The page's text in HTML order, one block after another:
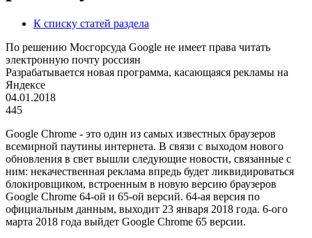
К списку статей раздела
По решению Мосгорсуда Google не имеет права читать
электронную почту россиян
Разрабатывается новая программа, касающаяся рекламы на
Яндексе
04.01.2018
445
Google Chrome - это один из самых известных браузеров
всемирной паутины интернета. В связи с выходом нового
обновления в свет вышли следующие новости, связанные с
ним: некачественная реклама впредь будет ликвидироваться
блокировщиком, встроенным в новую версию браузеров
Google Chrome 64-ой и 65-ой версий. 64-ая версия по
официальным данным, выходит 23 января 2018 года. 6-ого
марта 2018 года выйдет Google Chrome 65 версии.